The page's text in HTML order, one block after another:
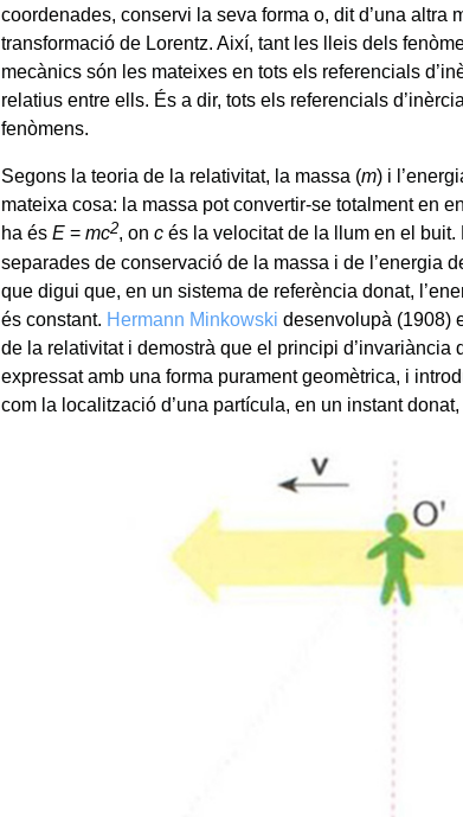
coordenades, conservi la seva forma o, dit d’una altra
transformació de Lorentz. Així, tant les lleis dels
mecànics són les mateixes en tots els referencials
relatius entre ells. És a dir, tots els referencials
fenòmens.
Segons la teoria de la relativitat, la massa (m) i
mateixa cosa: la massa pot convertir-se totalment en
ha ésE =mc2, onc és la velocitat de la llum en el
separades de conservació de la massa i de l’energia
que digui que, en un sistema de referència donat,
és constant. Hermann Minkowski desenvolupà (1908)
de la relativitat i demostrà que el principi
expressat amb una forma purament geomètrica, i
com la localització d’una partícula, en un instant